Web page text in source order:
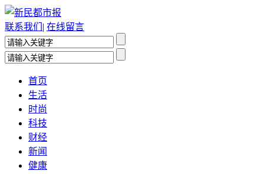
联系我们 | 在线留言
首页
生活
时尚
科技
财经
新闻
健康